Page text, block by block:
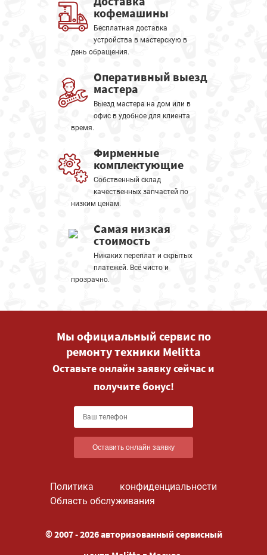
кофемашины
Бесплатная доставка
устройства в мастерскую в
день обращения.
Оперативный выезд
мастера
Выезд мастера на дом или в
офис в удобное для клиента
время.
Фирменные
комплектующие
Собственный склад
качественных запчастей по
низким ценам.
Самая низкая
стоимость
Никаких переплат и скрытых
платежей. Всё чисто и
прозрачно.
Мы официальный сервис по
ремонту техники Melitta
Оставьте онлайн заявку сейчас и
получите бонус!
Оставить онлайн заявку
Политика конфиденциальности
Область обслуживания
© 2007 - 2026 авторизованный сервисный